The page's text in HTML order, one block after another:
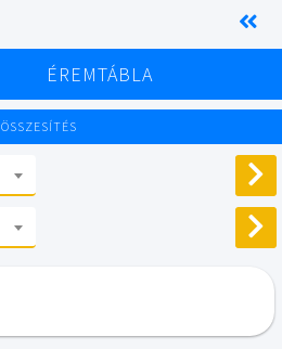
ÉREMTÁBLA
ÖSSZESÍTÉS